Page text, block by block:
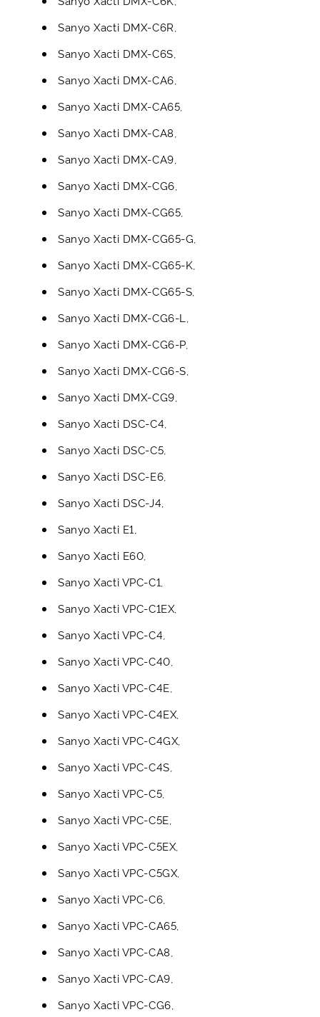
Sanyo Xacti DMX-C6R,
Sanyo Xacti DMX-C6S,
Sanyo Xacti DMX-CA6,
Sanyo Xacti DMX-CA65,
Sanyo Xacti DMX-CA8,
Sanyo Xacti DMX-CA9,
Sanyo Xacti DMX-CG6,
Sanyo Xacti DMX-CG65,
Sanyo Xacti DMX-CG65-G,
Sanyo Xacti DMX-CG65-K,
Sanyo Xacti DMX-CG65-S,
Sanyo Xacti DMX-CG6-L,
Sanyo Xacti DMX-CG6-P,
Sanyo Xacti DMX-CG6-S,
Sanyo Xacti DMX-CG9,
Sanyo Xacti DSC-C4,
Sanyo Xacti DSC-C5,
Sanyo Xacti DSC-E6,
Sanyo Xacti DSC-J4,
Sanyo Xacti E1,
Sanyo Xacti E60,
Sanyo Xacti VPC-C1,
Sanyo Xacti VPC-C1EX,
Sanyo Xacti VPC-C4,
Sanyo Xacti VPC-C40,
Sanyo Xacti VPC-C4E,
Sanyo Xacti VPC-C4EX,
Sanyo Xacti VPC-C4GX,
Sanyo Xacti VPC-C4S,
Sanyo Xacti VPC-C5,
Sanyo Xacti VPC-C5E,
Sanyo Xacti VPC-C5EX,
Sanyo Xacti VPC-C5GX,
Sanyo Xacti VPC-C6,
Sanyo Xacti VPC-CA65,
Sanyo Xacti VPC-CA8,
Sanyo Xacti VPC-CA9,
Sanyo Xacti VPC-CG6,